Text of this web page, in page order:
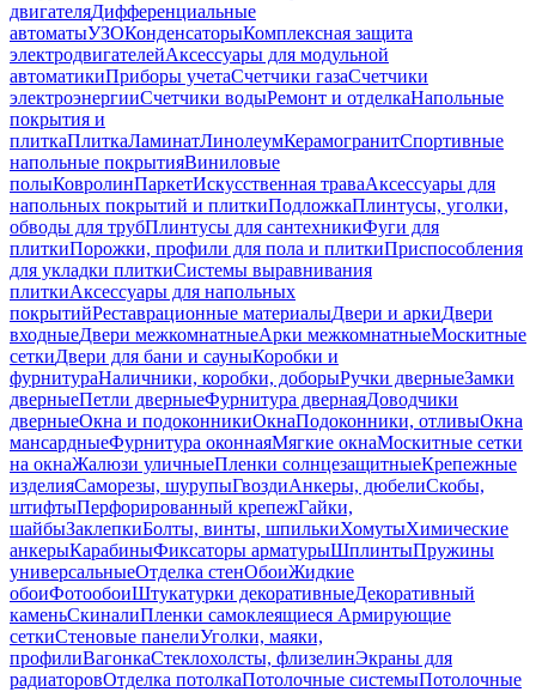
двигателяДифференциальные
автоматыУЗОКонденсаторыКомплексная защита
электродвигателейАксессуары для модульной
автоматикиПриборы учетаСчетчики газаСчетчики
электроэнергииСчетчики водыРемонт и отделкаНапольные
покрытия и
плиткаПлиткаЛаминатЛинолеумКерамогранитСпортивные
напольные покрытияВиниловые
полыКовролинПаркетИскусственная траваАксессуары для
напольных покрытий и плиткиПодложкаПлинтусы, уголки,
обводы для трубПлинтусы для сантехникиФуги для
плиткиПорожки, профили для пола и плиткиПриспособления
для укладки плиткиСистемы выравнивания
плиткиАксессуары для напольных
покрытийРеставрационные материалыДвери и аркиДвери
входныеДвери межкомнатныеАрки межкомнатныеМоскитные
сеткиДвери для бани и сауныКоробки и
фурнитураНаличники, коробки, доборыРучки дверныеЗамки
дверныеПетли дверныеФурнитура двернаяДоводчики
дверныеОкна и подоконникиОкнаПодоконники, отливыОкна
мансардныеФурнитура оконнаяМягкие окнаМоскитные сетки
на окнаЖалюзи уличныеПленки солнцезащитныеКрепежные
изделияСаморезы, шурупыГвоздиАнкеры, дюбелиСкобы,
штифтыПерфорированный крепежГайки,
шайбыЗаклепкиБолты, винты, шпилькиХомутыХимические
анкерыКарабиныФиксаторы арматурыШплинтыПружины
универсальныеОтделка стенОбоиЖидкие
обоиФотообоиШтукатурки декоративныеДекоративный
каменьСкиналиПленки самоклеящиеся Армирующие
сеткиСтеновые панелиУголки, маяки,
профилиВагонкаСтеклохолсты, флизелинЭкраны для
радиаторовОтделка потолкаПотолочные системыПотолочные